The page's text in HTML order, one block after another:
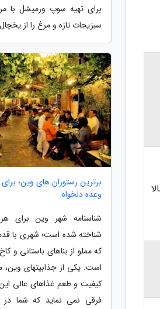
برای تهیه سوپ ورمیشل با
سبزیجات تازه و مرغ را از
برترین رستوران های وین؛
وعده دلخواه
شناسنامه شهر وین برای
شناخته شده است؛ شهری با
که مملو از بناهای باستانی و
است. یکی از جذابیتهای وین،
کیفیت و طعم غذاهای عالی
فرقی نمی نماید که شما در